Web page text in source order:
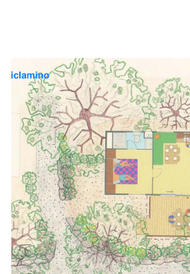
dislivello fra l’interno della casa
vetrata di accesso a tre ante offre
sul giardino e lascia entrare la
Camera matrimoniale con
con vetrata scorrevole per
1 camera singola con 2 letti
2 bagni Easy Clean con
privato nella stanza
Aria condizionata
Vetrata scorrevole a 2 ante
all'esterno